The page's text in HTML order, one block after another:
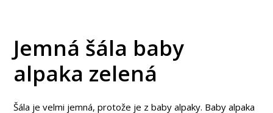
Jemná šála baby
alpaka zelená
Šála je velmi jemná, protože je z baby alpaky. Baby alpaka